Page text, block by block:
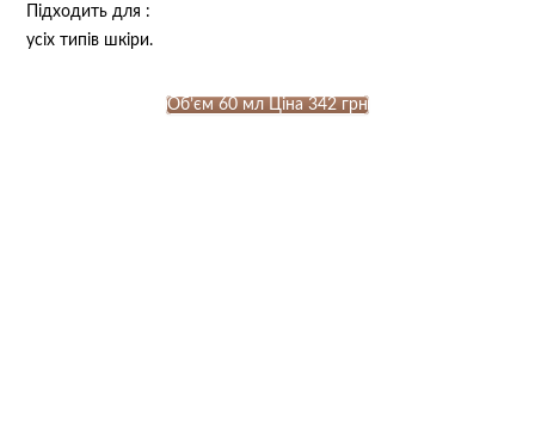
Підходить для :
усіх типів шкіри.
Об’єм 60 мл Ціна 342 грн